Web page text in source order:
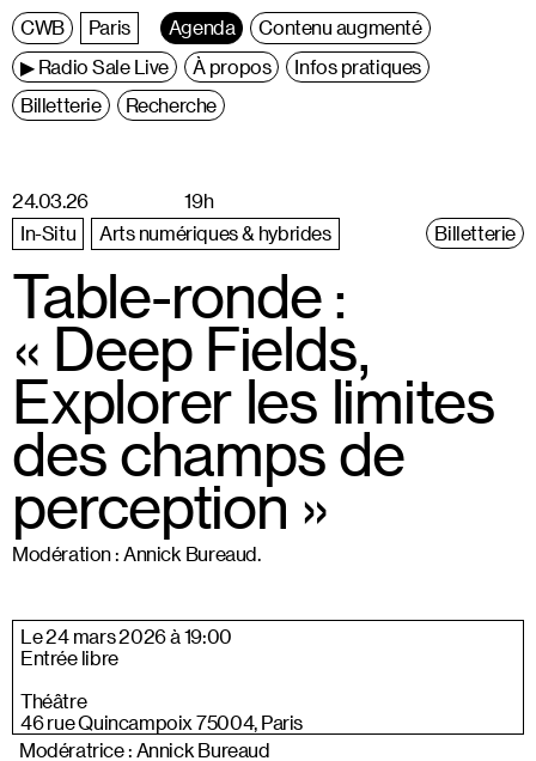
Centre
Wallonie
Bruxelles
Paris Agenda
Contenu augmenté
▶ Radio Sale Live
À propos
Infos pratiques
Billetterie
Recherche
24.03.26
19h
In-Situ
Arts numériques & hybrides Billetterie
Table-ronde :
« Deep Fields,
Explorer les limites
des champs de
perception »
Modération : Annick Bureaud.
Le 24 mars 2026 à 19:00
Entrée libre
Théâtre
46 rue Quincampoix 75004, Paris
Modératrice : Annick Bureaud